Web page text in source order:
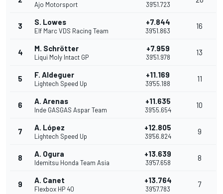
Ajo Motorsport 39'51.723
3 S. Lowes
Elf Marc VDS Racing Team
+7.844
39'51.863
16
4 M. Schrötter
Liqui Moly Intact GP
+7.959
39'51.978
13
5 F. Aldeguer
Lightech Speed Up
+11.169
39'55.188
11
6 A. Arenas
Inde GASGAS Aspar Team
+11.635
39'55.654
10
7 A. López
Lightech Speed Up
+12.805
39'56.824
9
8 A. Ogura
Idemitsu Honda Team Asia
+13.639
39'57.658
8
9 A. Canet
Flexbox HP 40
+13.764
39'57.783
7